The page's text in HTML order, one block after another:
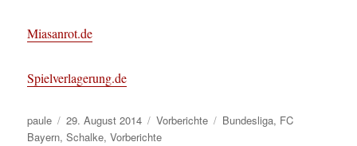
Miasanrot.de
Spielverlagerung.de
Autor
paule
Veröffentlicht
am
29. August 2014 Kategorien
Vorberichte Schlagwörter
Bundesliga, FC
Bayern,Schalke,Vorberichte